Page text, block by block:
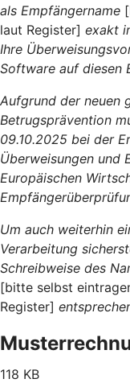
als Empfängername
laut Register] exakt
Ihre
Software auf diesen
Aufgrund der neuen
Betrugsprävention
09.10.2025 bei der
Überweisungen und
Europäischen
Um auch weiterhin
Verarbeitung
Schreibweise des
[bitte selbst
Register]
118 KB